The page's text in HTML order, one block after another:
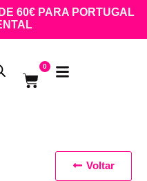
60€ PARA PORTUGAL
0
Voltar